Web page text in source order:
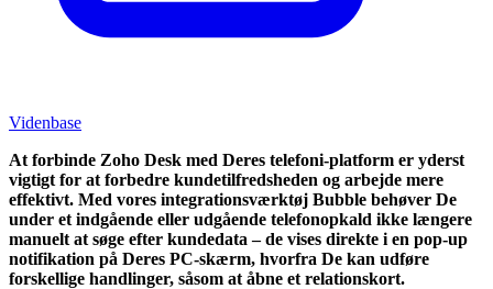
Videnbase
At forbinde Zoho Desk med Deres telefoni-platform er yderst
vigtigt for at forbedre kundetilfredsheden og arbejde mere
effektivt. Med vores integrationsværktøj Bubble behøver De
under et indgående eller udgående telefonopkald ikke længere
manuelt at søge efter kundedata – de vises direkte i en pop-up
notifikation på Deres PC-skærm, hvorfra De kan udføre
forskellige handlinger, såsom at åbne et relationskort.